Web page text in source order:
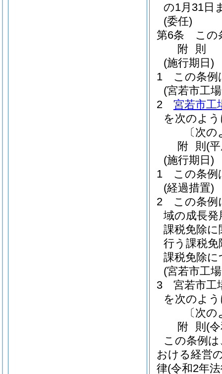
の1月31日
(委任)
第6条
この
附 則
(施行期日)
1
この条例
(宮若市工
2
宮若市工
を次のよ
〔次
附 則 (
(施行期日)
1
この条例
(経過措置)
2
この条例
域の成長
課税免除
行う課税
課税免除
(宮若市工
3
宮若市工
を次のよ
〔次
附 則 (
この条例
おける経営
律(令和2年